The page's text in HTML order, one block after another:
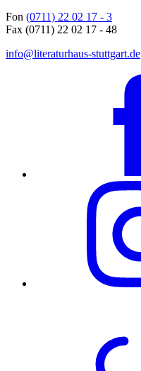
Fon (0711) 22 02 17 - 3
Fax (0711) 22 02 17 - 48
info@literaturhaus-stuttgart.de